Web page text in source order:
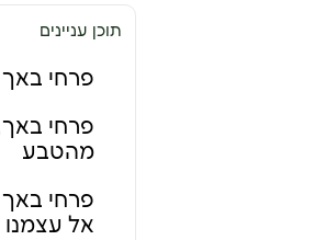
תוכן עניינים
פרחי באך
פרחי באך,
מהטבע
פרחי באך
אל עצמנו